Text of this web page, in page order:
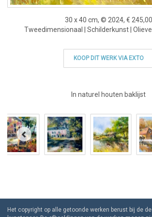
30 x 40 cm, © 2024, € 245,00
Tweedimensionaal | Schilderkunst |
KOOP DIT WERK VIA EXTO
In naturel houten baklijst
Het copyright op alle getoonde werken berust bij de